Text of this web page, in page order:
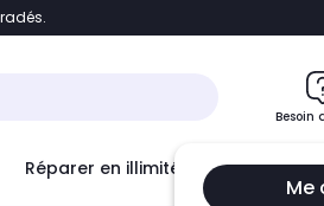
Accéder directement au
Besoin
Me
Réparer en illimité avec Le Club